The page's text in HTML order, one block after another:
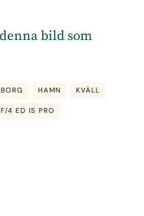
bild som
HAMN KVÄLL
4 ED IS PRO